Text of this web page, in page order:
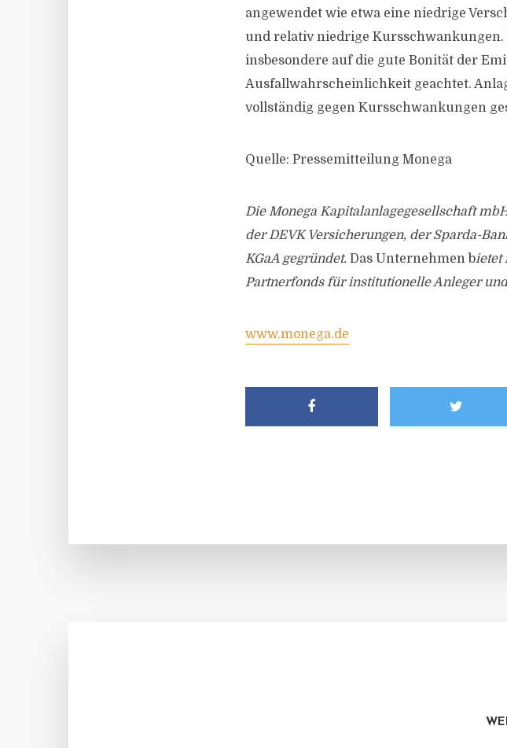
angewendet wie etwa eine niedrige
und relativ niedrige
insbesondere auf die gute Bonität der
Ausfallwahrscheinlichkeit geachtet.
vollständig gegen Kursschwankungen
Quelle: Pressemitteilung Monega
Die Monega Kapitalanlagegesellschaft
der DEVK Versicherungen, der Sparda-
KGaA gegründet. Das Unternehmen bietet
Partnerfonds für institutionelle Anleger
www.monega.de